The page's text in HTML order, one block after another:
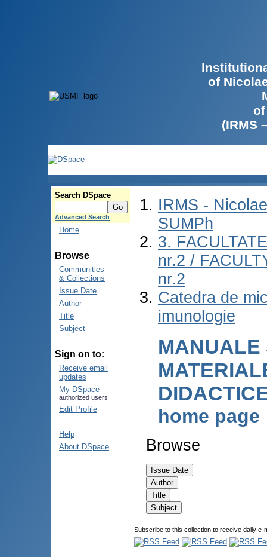
of
(IRMS
Search DSpace
Advanced Search
Home
Browse
Communities
& Collections
Issue Date
Author
Title
Subject
Sign on to:
Receive email
updates
My DSpace
authorized users
Edit Profile
Help
About DSpace
IRMS -
SUMPh
3.
nr.2 /
nr.2
Catedra de
imunologie
MANUALE
home page
Browse
Subscribe to this collection to receive daily